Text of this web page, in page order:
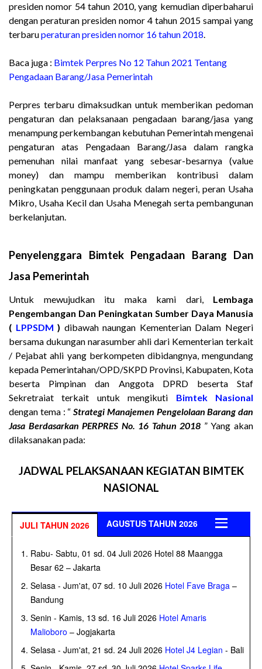
presiden nomor 54 tahun 2010, yang kemudian diperbaharui
dengan peraturan presiden nomor 4 tahun 2015 sampai yang
terbaruperaturan presiden nomor 16 tahun 2018
Baca juga : Bimtek Perpres No 12 Tahun 2021 Tentang
Pengadaan Barang/Jasa Pemerintah
Perpres terbaru dimaksudkan untuk memberikan pedoman
pengaturan dan pelaksanaan pengadaan barang/jasa yang
menampung perkembangan kebutuhan Pemerintah mengenai
pengaturan atas Pengadaan Barang/Jasa dalam rangka
pemenuhan nilai manfaat yang sebesar-besarnya (value
money) dan mampu memberikan kontribusi dalam
peningkatan penggunaan produk dalam negeri, peran Usaha
Mikro, Usaha Kecil dan Usaha Menegah serta pembangunan
berkelanjutan.
Penyelenggara Bimtek Pengadaan Barang Dan
Jasa Pemerintah
Untuk mewujudkan itu maka kami dari, Lembaga
Pengembangan Dan Peningkatan Sumber Daya Manusia
( LPPSDM ) dibawah naungan Kementerian Dalam Negeri
bersama dukungan narasumber ahli dari Kementerian terkait
/ Pejabat ahli yang berkompeten dibidangnya, mengundang
kepada Pemerintahan/OPD/SKPD Provinsi, Kabupaten, Kota
beserta Pimpinan dan Anggota DPRD beserta Staf
Sekretraiat terkait untuk mengikuti Bimtek Nasional
dengan tema : “ Strategi Manajemen Pengelolaan Barang dan
Jasa Berdasarkan PERPRES No. 16 Tahun 2018 ” Yang akan
dilaksanakan pada:
JADWAL PELAKSANAAN KEGIATAN BIMTEK
NASIONAL
JULI TAHUN 2026 AGUSTUS TAHUN 2026
Rabu- Sabtu, 01 sd. 04 Juli 2026 Hotel 88 Maangga
Besar 62 – Jakarta
Selasa - Jum'at, 07 sd. 10 Juli 2026 Hotel Fave Braga –
Bandung
Senin - Kamis, 13 sd. 16 Juli 2026 Hotel Amaris
Malioboro – Jogjakarta
Selasa - Jum'at, 21 sd. 24 Juli 2026 Hotel J4 Legian - Bali